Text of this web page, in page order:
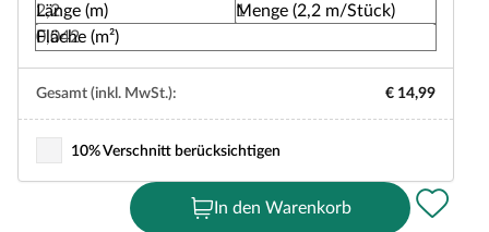
Länge (m)
Menge (2,2 m/Stück)
Fläche (m²)
Gesamt (inkl. MwSt.): € 14,99
10% Verschnitt berücksichtigen
In den Warenkorb